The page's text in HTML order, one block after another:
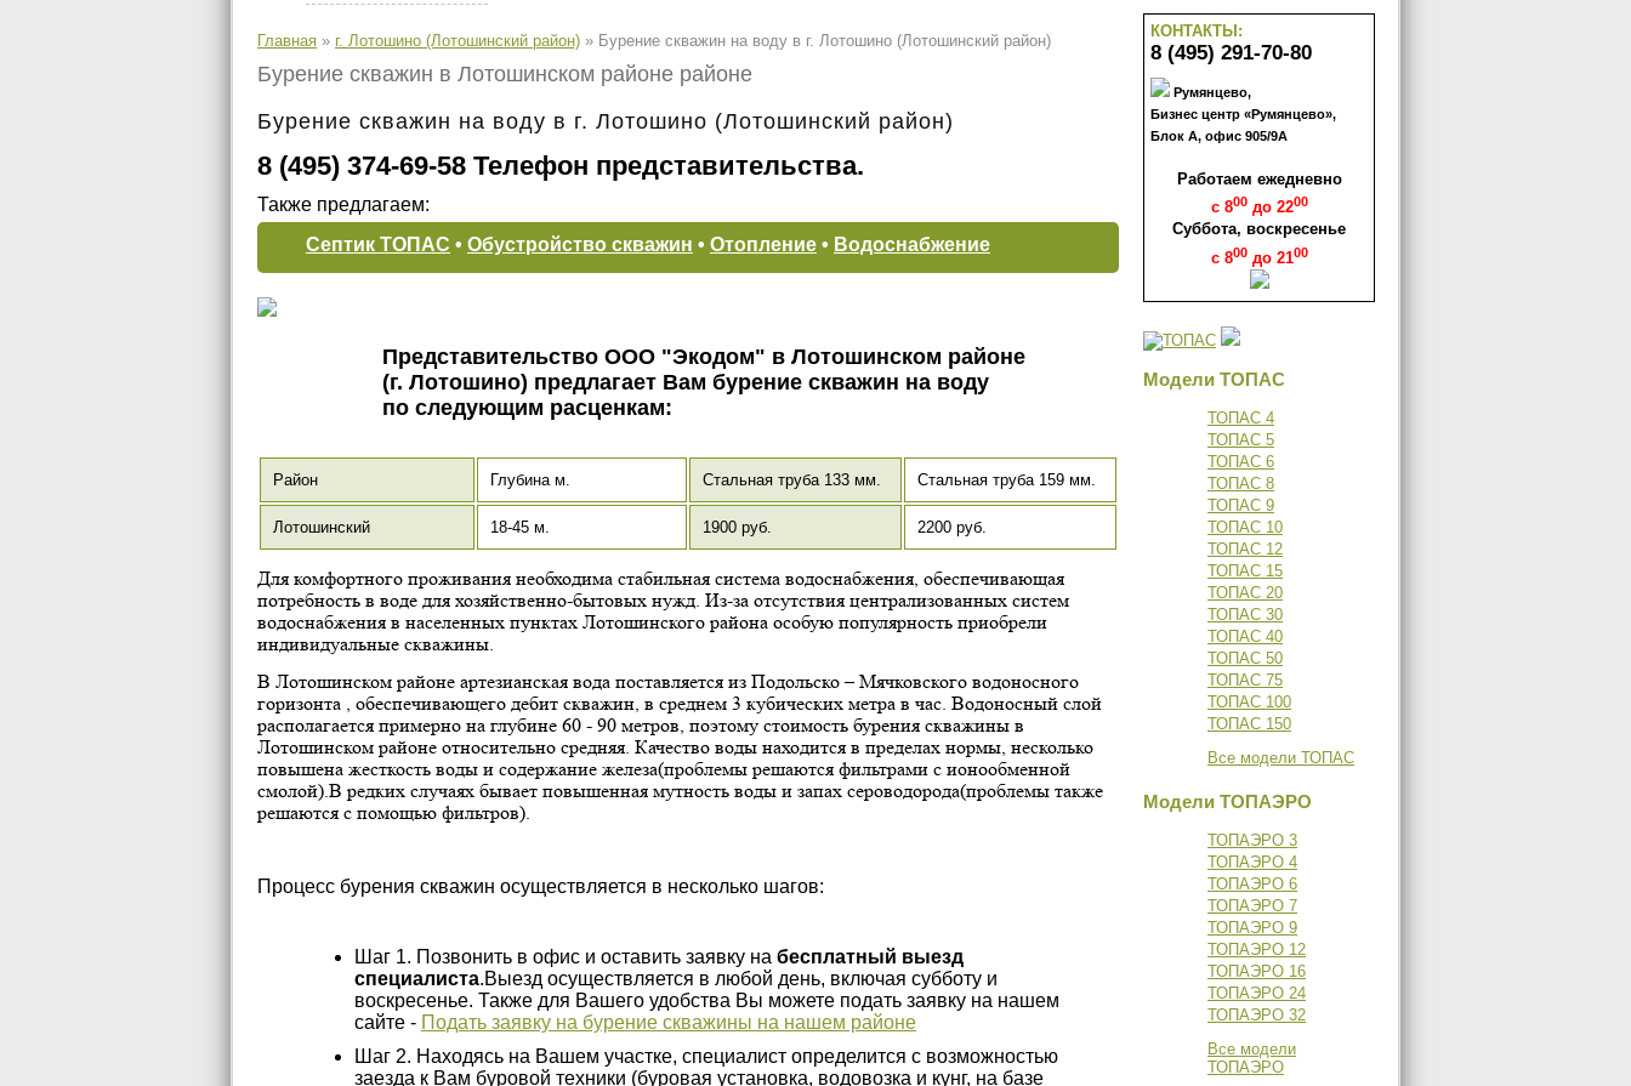
топаэро
участка
Главная » г. Лотошино (Лотошинский район) » Бурение скважин на воду в г. Лотошино (Лотошинский район)
Бурение скважин в Лотошинском районе районе
Бурение скважин на воду в г. Лотошино (Лотошинский район)
8 (495) 374-69-58 Телефон представительства.
Также предлагаем:
Септик ТОПАС • Обустройство скважин • Отопление • Водоснабжение
Представительство ООО "Экодом" в Лотошинском районе
(г. Лотошино) предлагает Вам бурение скважин на воду
по следующим расценкам:
Район Глубина м. Стальная труба 133 мм. Стальная труба 159 мм.
Лотошинский 18-45 м. 1900 руб. 2200 руб.
Для комфортного проживания необходима стабильная система водоснабжения, обеспечивающая
потребность в воде для хозяйственно-бытовых нужд. Из-за отсутствия централизованных систем
водоснабжения в населенных пунктах Лотошинского района особую популярность приобрели
индивидуальные скважины.
В Лотошинском районе артезианская вода поставляется из Подольско – Мячковского водоносного
горизонта , обеспечивающего дебит скважин, в среднем 3 кубических метра в час. Водоносный слой
располагается примерно на глубине 60 - 90 метров, поэтому стоимость бурения скважины в
Лотошинском районе относительно средняя. Качество воды находится в пределах нормы, несколько
повышена жесткость воды и содержание железа(проблемы решаются фильтрами с ионообменной
смолой).В редких случаях бывает повышенная мутность воды и запах сероводорода(проблемы также
решаются с помощью фильтров).
Процесс бурения скважин осуществляется в несколько шагов:
Шаг 1. Позвонить в офис и оставить заявку на бесплатный выезд
специалиста.Выезд осуществляется в любой день, включая субботу и
воскресенье. Также для Вашего удобства Вы можете подать заявку на нашем
сайте - Подать заявку на бурение скважины на нашем районе
Шаг 2. Находясь на Вашем участке, специалист определится с возможностью
заезда к Вам буровой техники (буровая установка, водовозка и кунг, на базе
КОНТАКТЫ:
8 (495) 291-70-80
Румянцево,
Бизнес центр «Румянцево»,
Блок А, офис 905/9А
Работаем ежедневно
с 800до 2200
Суббота, воскресенье
с 800до 2100
Модели ТОПАС
ТОПАС 4
ТОПАС 5
ТОПАС 6
ТОПАС 8
ТОПАС 9
ТОПАС 10
ТОПАС 12
ТОПАС 15
ТОПАС 20
ТОПАС 30
ТОПАС 40
ТОПАС 50
ТОПАС 75
ТОПАС 100
ТОПАС 150
Все модели ТОПАС
Модели ТОПАЭРО
ТОПАЭРО 3
ТОПАЭРО 4
ТОПАЭРО 6
ТОПАЭРО 7
ТОПАЭРО 9
ТОПАЭРО 12
ТОПАЭРО 16
ТОПАЭРО 24
ТОПАЭРО 32
Все модели
ТОПАЭРО